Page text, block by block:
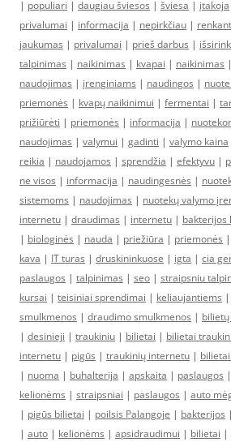
| populiari | daugiau šviesos | šviesa | įtakoja
privalumai | informacija | nepirkčiau |
jaukumas | privalumai | prieš darbus |
talpinimas | naikinimas | kvapai | naikinimas |
naudojimas | įrenginiams | naudingos |
priemonės | kvapų naikinimui | fermentai |
prižiūrėti | priemonės | informacija |
naudojimas | valymui | gadinti | valymo kaina
reikia | naudojamos | sprendžia | efektyvu |
ne visos | informacija | naudingesnės |
sistemoms | naudojimas | nuotekų valymo
internetu | draudimas | internetu | bakterijos
| biologinės | nauda | priežiūra | priemonės |
kava | IT turas | druskininkuose | igta | cia
paslaugos | talpinimas | seo | straipsniu
kursai | teisiniai sprendimai | keliaujantiems |
smulkmenos | draudimo smulkmenos |
| desinieji | traukiniu | bilietai | bilietai
internetu | pigūs | traukinių internetu |
| nuoma | buhalterija | apskaita | paslaugos |
kelionėms | straipsniai | paslaugos | auto
| pigūs bilietai | poilsis Palangoje | bakterijos |
| auto | kelionėms | apsidraudimui | bilietai |